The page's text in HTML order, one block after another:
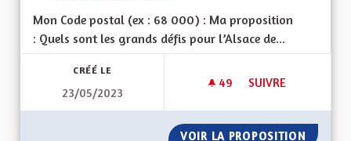
Mon Code postal (ex : 68 000) : Ma proposition
: Quels sont les grands défis pour l’Alsace de...
CRÉÉ LE
23/05/2023
49 49 ABONNÉS
SUIVRE
VOIR LA PROPOSITION UN